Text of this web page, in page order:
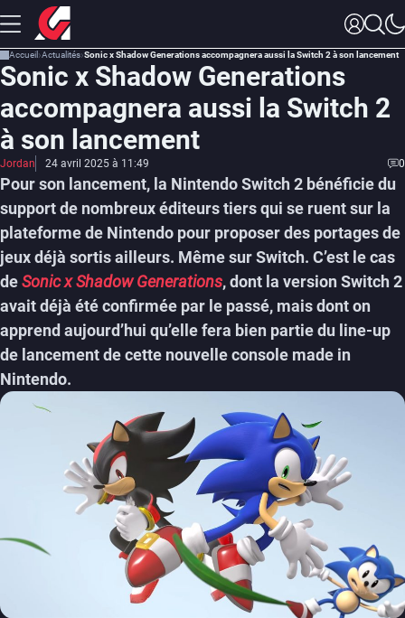
Accueil Actualités Sonic x Shadow Generations accompagnera aussi la Switch 2 à son lancement
Sonic x Shadow Generations
accompagnera aussi la Switch 2
à son lancement
Jordan 24 avril 2025 à 11:49 0
Pour son lancement, la Nintendo Switch 2 bénéficie du
support de nombreux éditeurs tiers qui se ruent sur la
plateforme de Nintendo pour proposer des portages de
jeux déjà sortis ailleurs. Même sur Switch. C’est le cas
deSonic x Shadow Generations, dont la version Switch 2
avait déjà été confirmée par le passé, mais dont on
apprend aujourd’hui qu’elle fera bien partie du line-up
de lancement de cette nouvelle console made in
Nintendo.